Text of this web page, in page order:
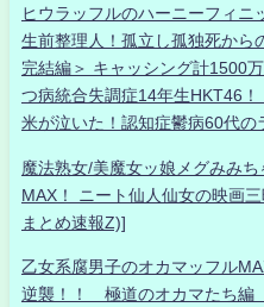
ヒウラッフルのハーニーフィニ
生前整理人！孤立し孤独死から
完結編＞ キャッシング計1500
つ病統合失調症14年生HKT46
米が泣いた！認知症鬱病60代の
魔法熟女/美魔女ッ娘メグみみ
MAX！ ニート仙人仙女の映画
まとめ速報Z)]
乙女系腐男子のオカマッフル
逆襲！！ 極道のオカマたち編